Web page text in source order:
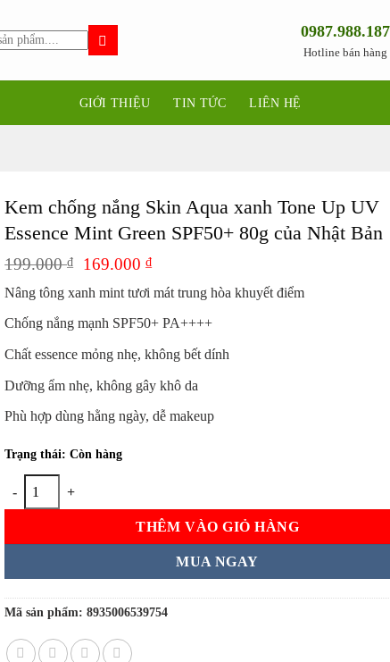
0987.988.187
Hotline bán hàng
GIỚI THIỆU TIN TỨC LIÊN HỆ
Kem chống nắng Skin Aqua xanh Tone Up UV
Essence Mint Green SPF50+ 80g của Nhật Bản
199.000₫
Giá
là:
199.000 ₫.
169.000 ₫Giá
tại
là:
169.000 ₫.
Nâng tông xanh mint tươi mát trung hòa khuyết điểm
Chống nắng mạnh SPF50+ PA++++
Chất essence mỏng nhẹ, không bết dính
Dưỡng ẩm nhẹ, không gây khô da
Phù hợp dùng hằng ngày, dễ makeup
Trạng thái: Còn hàng
Kem chống nắng Skin Aqua xanh Tone Up UV Essence Mint Green
THÊM VÀO GIỎ HÀNG
MUA NGAY
Mã sản phẩm:8935006539754